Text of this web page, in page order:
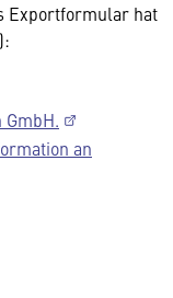
Exportformular hat
an